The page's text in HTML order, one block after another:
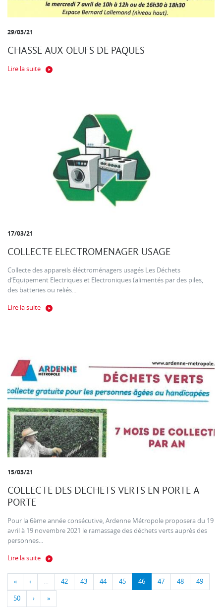
29/03/21
CHASSE AUX OEUFS DE PAQUES
Lire la suite
17/03/21
COLLECTE ELECTROMENAGER USAGE
Collecte des appareils éléctroménagers usagés Les Déchets
d’Equipement Electriques et Electroniques (alimentés par des piles,
des batteries ou reliés...
Lire la suite
15/03/21
COLLECTE DES DECHETS VERTS EN PORTE A
PORTE
Pour la 6ème année consécutive, Ardenne Métropole proposera du 19
avril à 19 novembre 2021 le ramassage des déchets verts auprès des
personnes...
Lire la suite
« ‹ … 42 43 44 45 46 47 48 49
50 › »